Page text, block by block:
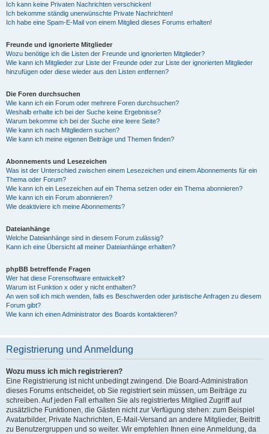
Ich kann keine Privaten Nachrichten verschicken!
Ich bekomme ständig unerwünschte Private Nachrichten!
Ich habe eine Spam-E-Mail von einem Mitglied dieses Forums erhalten!
Freunde und ignorierte Mitglieder
Wozu benötige ich die Listen der Freunde und ignorierten Mitglieder?
Wie kann ich Mitglieder zur Liste der Freunde oder zur Liste der ignorierten Mitglieder
hinzufügen oder diese wieder aus den Listen entfernen?
Die Foren durchsuchen
Wie kann ich ein Forum oder mehrere Foren durchsuchen?
Weshalb erhalte ich bei der Suche keine Ergebnisse?
Warum bekomme ich bei der Suche eine leere Seite?
Wie kann ich nach Mitgliedern suchen?
Wie kann ich meine eigenen Beiträge und Themen finden?
Abonnements und Lesezeichen
Was ist der Unterschied zwischen einem Lesezeichen und einem Abonnements für ein
Thema oder Forum?
Wie kann ich ein Lesezeichen auf ein Thema setzen oder ein Thema abonnieren?
Wie kann ich ein Forum abonnieren?
Wie deaktiviere ich meine Abonnements?
Dateianhänge
Welche Dateianhänge sind in diesem Forum zulässig?
Kann ich eine Übersicht all meiner Dateianhänge erhalten?
phpBB betreffende Fragen
Wer hat diese Forensoftware entwickelt?
Warum ist Funktion x oder y nicht enthalten?
An wen soll ich mich wenden, falls es Beschwerden oder juristische Anfragen zu diesem
Forum gibt?
Wie kann ich einen Administrator des Boards kontaktieren?
Registrierung und Anmeldung
Wozu muss ich mich registrieren?
Eine Registrierung ist nicht unbedingt zwingend. Die Board-Administration
dieses Forums entscheidet, ob Sie registriert sein müssen, um Beiträge zu
schreiben. Auf jeden Fall erhalten Sie als registriertes Mitglied Zugriff auf
zusätzliche Funktionen, die Gästen nicht zur Verfügung stehen: zum Beispiel
Avatarbilder, Private Nachrichten, E-Mail-Versand an andere Mitglieder, Beitritt
zu Benutzergruppen und so weiter. Wir empfehlen Ihnen eine Anmeldung, da